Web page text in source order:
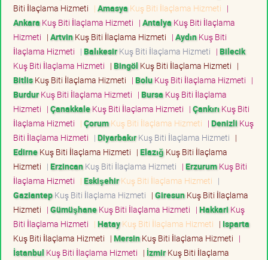
Biti İlaçlama Hizmeti | Amasya Kuş Biti İlaçlama Hizmeti |
Ankara Kuş Biti İlaçlama Hizmeti | Antalya Kuş Biti İlaçlama
Hizmeti | ArtvinKuş Biti İlaçlama Hizmeti | AydınKuş Biti
İlaçlama Hizmeti | BalıkesirKuş Biti İlaçlama Hizmeti | Bilecik
Kuş Biti İlaçlama Hizmeti | Bingöl Kuş Biti İlaçlama Hizmeti |
BitlisKuş Biti İlaçlama Hizmeti | BoluKuş Biti İlaçlama Hizmeti |
BurdurKuş Biti İlaçlama Hizmeti | Bursa Kuş Biti İlaçlama
Hizmeti | ÇanakkaleKuş Biti İlaçlama Hizmeti | Çankırı Kuş Biti
İlaçlama Hizmeti | ÇorumKuş Biti İlaçlama Hizmeti | Denizli Kuş
Biti İlaçlama Hizmeti | DiyarbakırKuş Biti İlaçlama Hizmeti |
EdirneKuş Biti İlaçlama Hizmeti | Elazığ Kuş Biti İlaçlama
Hizmeti | ErzincanKuş Biti İlaçlama Hizmeti | ErzurumKuş Biti
İlaçlama Hizmeti | EskişehirKuş Biti İlaçlama Hizmeti |
GaziantepKuş Biti İlaçlama Hizmeti | GiresunKuş Biti İlaçlama
Hizmeti | GümüşhaneKuş Biti İlaçlama Hizmeti | Hakkari Kuş
Biti İlaçlama Hizmeti | HatayKuş Biti İlaçlama Hizmeti | Isparta
Kuş Biti İlaçlama Hizmeti | MersinKuş Biti İlaçlama Hizmeti |
İstanbul Kuş Biti İlaçlama Hizmeti | İzmirKuş Biti İlaçlama